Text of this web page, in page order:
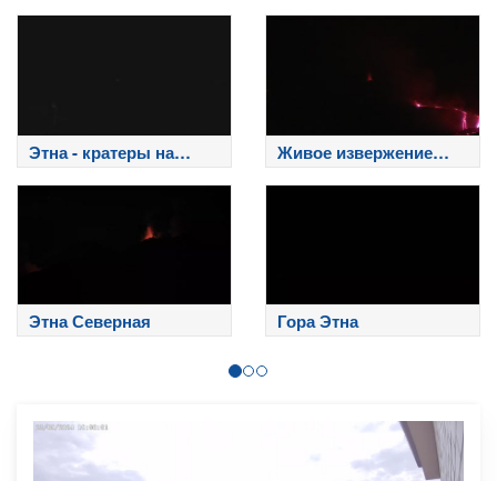
Этна - кратеры на
вершине
Живое извержение
Этны
Этна Северная Гора Этна